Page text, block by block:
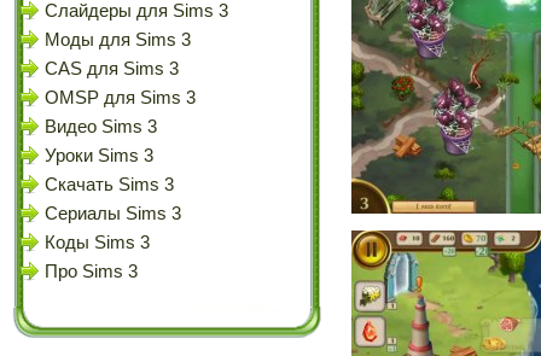
Слайдеры для Sims 3
Моды для Sims 3
CAS для Sims 3
OMSP для Sims 3
Видео Sims 3
Уроки Sims 3
Скачать Sims 3
Сериалы Sims 3
Коды Sims 3
Про Sims 3